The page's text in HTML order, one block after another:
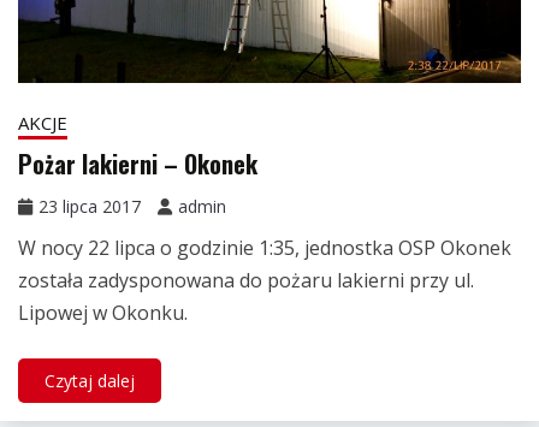
AKCJE
Pożar lakierni – Okonek
23 lipca 2017 admin
W nocy 22 lipca o godzinie 1:35, jednostka OSP Okonek
została zadysponowana do pożaru lakierni przy ul.
Lipowej w Okonku.
Czytaj dalej